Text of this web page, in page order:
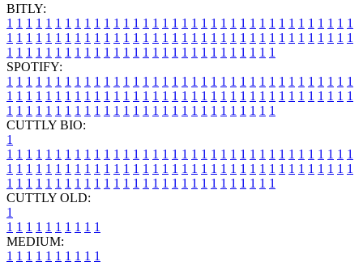
BITLY:
1 1 1 1 1 1 1 1 1 1 1 1 1 1 1 1 1 1 1 1 1 1 1 1 1 1 1 1 1 1 1 1 1 1 1 1
1 1 1 1 1 1 1 1 1 1 1 1 1 1 1 1 1 1 1 1 1 1 1 1 1 1 1 1 1 1 1 1 1 1 1 1
1 1 1 1 1 1 1 1 1 1 1 1 1 1 1 1 1 1 1 1 1 1 1 1 1 1 1 1
SPOTIFY:
1 1 1 1 1 1 1 1 1 1 1 1 1 1 1 1 1 1 1 1 1 1 1 1 1 1 1 1 1 1 1 1 1 1 1 1
1 1 1 1 1 1 1 1 1 1 1 1 1 1 1 1 1 1 1 1 1 1 1 1 1 1 1 1 1 1 1 1 1 1 1 1
1 1 1 1 1 1 1 1 1 1 1 1 1 1 1 1 1 1 1 1 1 1 1 1 1 1 1 1
CUTTLY BIO:
1
1 1 1 1 1 1 1 1 1 1 1 1 1 1 1 1 1 1 1 1 1 1 1 1 1 1 1 1 1 1 1 1 1 1 1 1
1 1 1 1 1 1 1 1 1 1 1 1 1 1 1 1 1 1 1 1 1 1 1 1 1 1 1 1 1 1 1 1 1 1 1 1
1 1 1 1 1 1 1 1 1 1 1 1 1 1 1 1 1 1 1 1 1 1 1 1 1 1 1 1
CUTTLY OLD:
1
1 1 1 1 1 1 1 1 1 1
MEDIUM:
1 1 1 1 1 1 1 1 1 1